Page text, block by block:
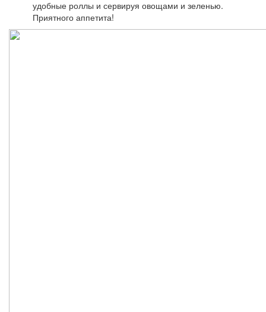
удобные роллы и сервируя овощами и зеленью.
Приятного аппетита!